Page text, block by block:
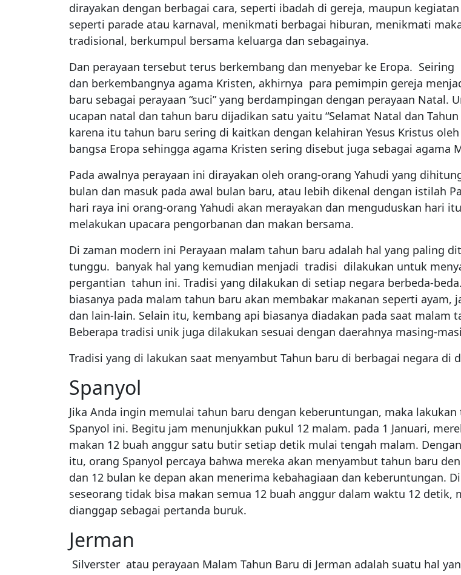
dirayakan dengan berbagai cara, seperti ibadah di gereja, maupun
seperti parade atau karnaval, menikmati berbagai hiburan, menikmati
tradisional, berkumpul bersama keluarga dan sebagainya.
Dan perayaan tersebut terus berkembang dan menyebar ke Eropa.
dan berkembangnya agama Kristen, akhirnya para pemimpin gereja
baru sebagai perayaan “suci” yang berdampingan dengan perayaan Natal.
ucapan natal dan tahun baru dijadikan satu yaitu “Selamat Natal dan Tahun
karena itu tahun baru sering di kaitkan dengan kelahiran Yesus Kristus
bangsa Eropa sehingga agama Kristen sering disebut juga sebagai agama
Pada awalnya perayaan ini dirayakan oleh orang-orang Yahudi yang
bulan dan masuk pada awal bulan baru, atau lebih dikenal dengan istilah
hari raya ini orang-orang Yahudi akan merayakan dan menguduskan hari
melakukan upacara pengorbanan dan makan bersama.
Di zaman modern ini Perayaan malam tahun baru adalah hal yang paling
tunggu. banyak hal yang kemudian menjadi tradisi dilakukan untuk
pergantian tahun ini. Tradisi yang dilakukan di setiap negara berbeda-
biasanya pada malam tahun baru akan membakar makanan seperti ayam,
dan lain-lain. Selain itu, kembang api biasanya diadakan pada saat malam
Beberapa tradisi unik juga dilakukan sesuai dengan daerahnya masing-
Tradisi yang di lakukan saat menyambut Tahun baru di berbagai negara di
Spanyol
Jika Anda ingin memulai tahun baru dengan keberuntungan, maka lakukan
Spanyol ini. Begitu jam menunjukkan pukul 12 malam. pada 1 Januari,
makan 12 buah anggur satu butir setiap detik mulai tengah malam.
itu, orang Spanyol percaya bahwa mereka akan menyambut tahun baru
dan 12 bulan ke depan akan menerima kebahagiaan dan keberuntungan.
seseorang tidak bisa makan semua 12 buah anggur dalam waktu 12 detik,
dianggap sebagai pertanda buruk.
Jerman
Silverster atau perayaan Malam Tahun Baru di Jerman adalah suatu hal